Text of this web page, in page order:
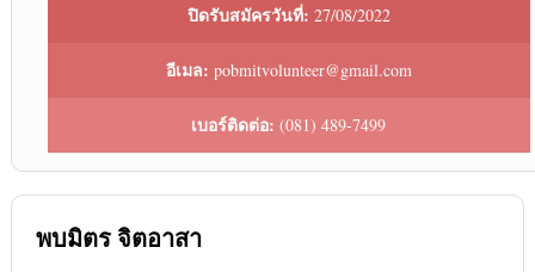
ปิดรับสมัครวันที่: 27/08/2022
อีเมล: pobmitvolunteer@gmail.com
เบอร์ติดต่อ: (081) 489-7499
พบมิตร จิตอาสา